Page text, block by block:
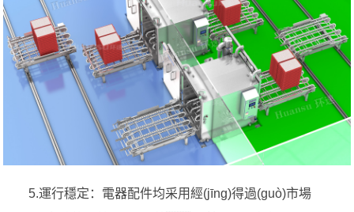
5.運行穩定：電器配件均采用經(jīng)得過(guò)市場